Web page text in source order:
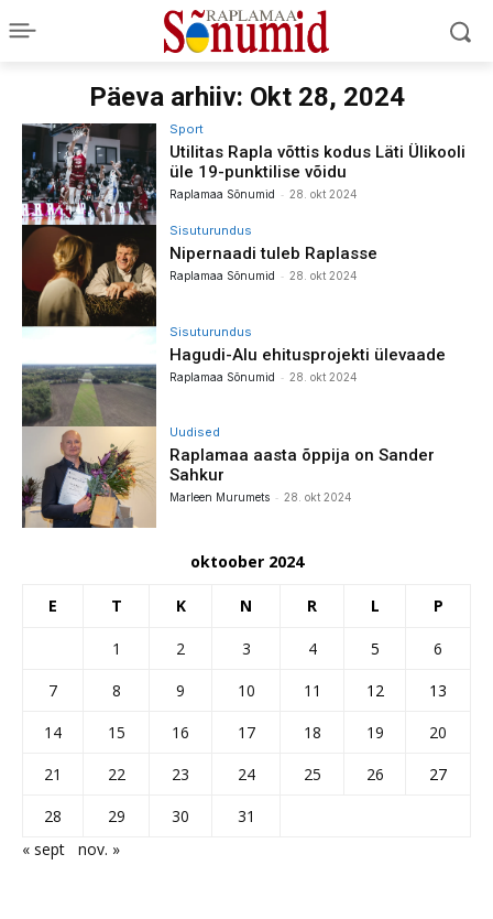
Päeva arhiiv: Okt 28, 2024
Sport
Utilitas Rapla võttis kodus Läti Ülikooli
üle 19-punktilise võidu
Raplamaa Sõnumid - 28. okt 2024
Sisuturundus
Nipernaadi tuleb Raplasse
Raplamaa Sõnumid - 28. okt 2024
Sisuturundus
Hagudi-Alu ehitusprojekti ülevaade
Raplamaa Sõnumid - 28. okt 2024
Uudised
Raplamaa aasta õppija on Sander
Sahkur
Marleen Murumets - 28. okt 2024
oktoober 2024
E T K N R L P
1 2 3 4 5
6
7
8 9 10 11 12
13
14
15 16 17 18 19
20
21
22 23 24 25 26
27
28
29 30
31
« sept
nov. »